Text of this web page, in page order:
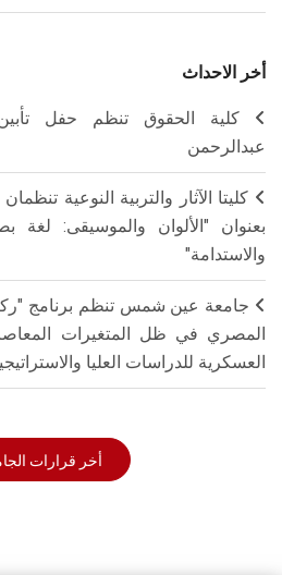
أخر الاحداث
كلية الحقوق تنظم حفل
عبدالرحمن
كليتا الآثار والتربية النوعية
بعنوان "الألوان والموسيقى: لغة
والاستدامة"
جامعة عين شمس تنظم برنامج
المصري في ظل المتغيرات
العسكرية للدراسات العليا
أخر قرارات